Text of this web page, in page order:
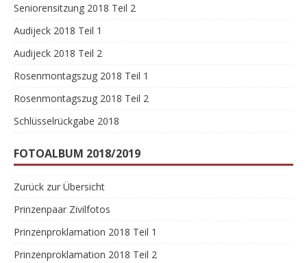
Seniorensitzung 2018 Teil 2
Audijeck 2018 Teil 1
Audijeck 2018 Teil 2
Rosenmontagszug 2018 Teil 1
Rosenmontagszug 2018 Teil 2
Schlüsselrückgabe 2018
FOTOALBUM 2018/2019
Zurück zur Übersicht
Prinzenpaar Zivilfotos
Prinzenproklamation 2018 Teil 1
Prinzenproklamation 2018 Teil 2